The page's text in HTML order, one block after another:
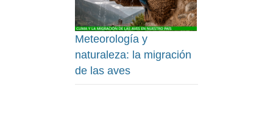
Meteorología y
naturaleza: la migración
de las aves